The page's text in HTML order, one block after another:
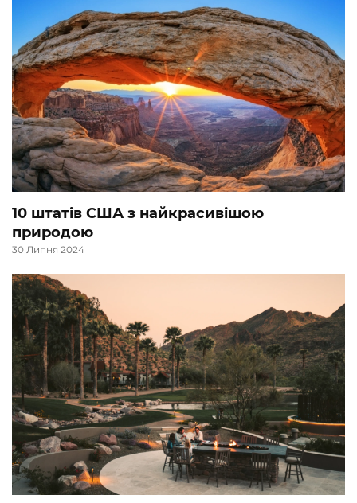
10 штатів США з найкрасивішою
природою
30 Липня 2024